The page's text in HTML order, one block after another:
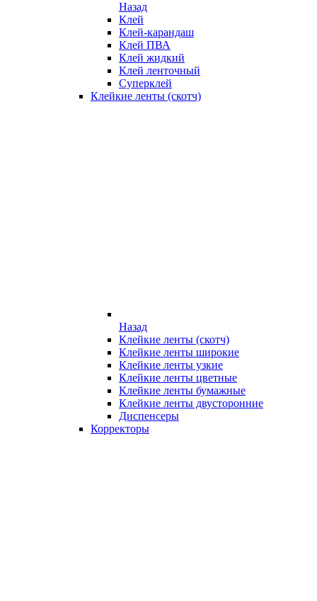
Назад
Клей
Клей-карандаш
Клей ПВА
Клей жидкий
Клей ленточный
Суперклей
Клейкие ленты (скотч)
Назад
Клейкие ленты (скотч)
Клейкие ленты широкие
Клейкие ленты узкие
Клейкие ленты цветные
Клейкие ленты бумажные
Клейкие ленты двусторонние
Диспенсеры
Корректоры